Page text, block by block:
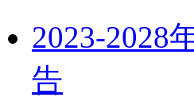
2023-2028
告